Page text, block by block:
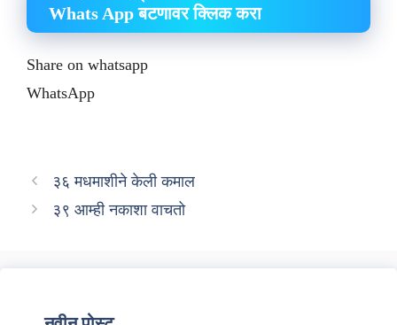
Whats App बटणावर क्लिक करा
Share on whatsapp
WhatsApp
३६ मधमाशीने केली कमाल
३९ आम्ही नकाशा वाचतो